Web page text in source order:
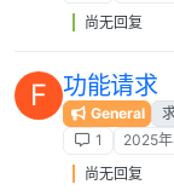
尚无回复
F 功能请求
General
1
2025
尚无回复